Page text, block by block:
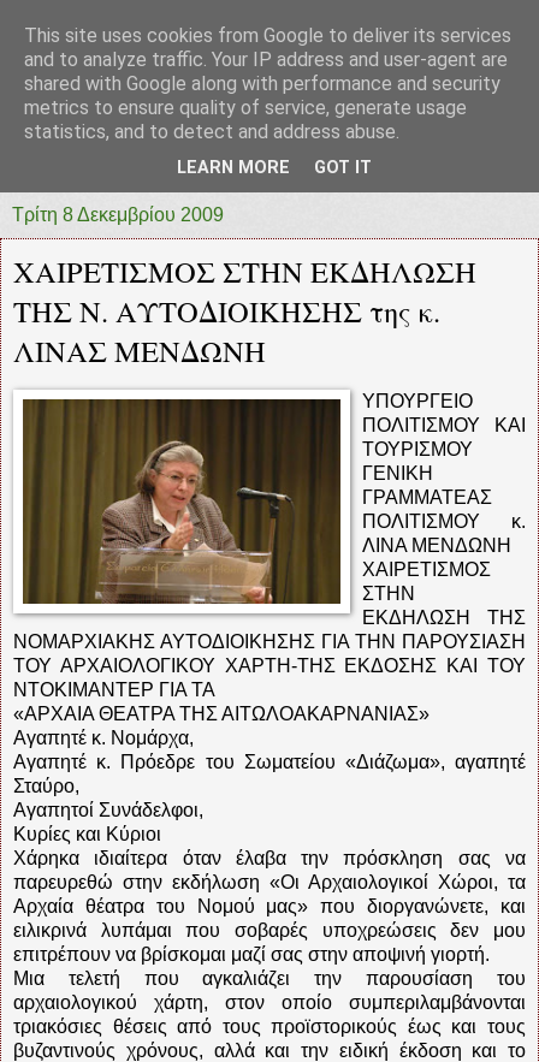
prototypia
"ΠΡΩΤΟΤΥΠΙΑ" * ΑΝΕΞΑΡΤΗΤΗ-ΗΛΕΚΤΡΟΝΙΚΗ-
Τρίτη 8 Δεκεμβρίου 2009
ΧΑΙΡΕΤΙΣΜΟΣ ΣΤΗΝ ΕΚΔΗΛΩΣΗ
ΤΗΣ Ν. ΑΥΤΟΔΙΟΙΚΗΣΗΣ της κ.
ΛΙΝΑΣ ΜΕΝΔΩΝΗ
ΥΠΟΥΡΓΕΙΟ
ΠΟΛΙΤΙΣΜΟΥ ΚΑΙ
ΤΟΥΡΙΣΜΟΥ
ΓΕΝΙΚΗ
ΓΡΑΜΜΑΤΕΑΣ
ΠΟΛΙΤΙΣΜΟΥ κ.
ΛΙΝΑ ΜΕΝΔΩΝΗ
ΧΑΙΡΕΤΙΣΜΟΣ
ΣΤΗΝ
ΕΚΔΗΛΩΣΗ ΤΗΣ
ΝΟΜΑΡΧΙΑΚΗΣ ΑΥΤΟΔΙΟΙΚΗΣΗΣ ΓΙΑ ΤΗΝ ΠΑΡΟΥΣΙΑΣΗ
ΤΟΥ ΑΡΧΑΙΟΛΟΓΙΚΟΥ ΧΑΡΤΗ-ΤΗΣ ΕΚΔΟΣΗΣ ΚΑΙ ΤΟΥ
ΝΤΟΚΙΜΑΝΤΕΡ ΓΙΑ ΤΑ
«ΑΡΧΑΙΑ ΘΕΑΤΡΑ ΤΗΣ ΑΙΤΩΛΟΑΚΑΡΝΑΝΙΑΣ»
Αγαπητέ κ. Νομάρχα,
Αγαπητέ κ. Πρόεδρε του Σωματείου «Διάζωμα», αγαπητέ
Σταύρο,
Αγαπητοί Συνάδελφοι,
Κυρίες και Κύριοι
Χάρηκα ιδιαίτερα όταν έλαβα την πρόσκληση σας να
παρευρεθώ στην εκδήλωση «Οι Αρχαιολογικοί Χώροι, τα
Αρχαία θέατρα του Νομού μας» που διοργανώνετε, και
ειλικρινά λυπάμαι που σοβαρές υποχρεώσεις δεν μου
επιτρέπουν να βρίσκομαι μαζί σας στην αποψινή γιορτή.
Μια τελετή που αγκαλιάζει την παρουσίαση του
αρχαιολογικού χάρτη, στον οποίο συμπεριλαμβάνονται
τριακόσιες θέσεις από τους προϊστορικούς έως και τους
βυζαντινούς χρόνους, αλλά και την ειδική έκδοση και το
This site uses cookies from Google to deliver its services
and to analyze traffic. Your IP address and user-agent are
shared with Google along with performance and security
metrics to ensure quality of service, generate usage
statistics, and to detect and address abuse.
LEARN MORE GOT IT